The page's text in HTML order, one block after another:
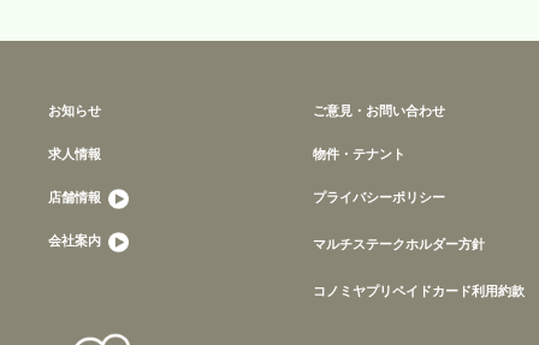
お知らせ
求人情報
店舗情報
会社案内
ご意見・お問い合わせ
物件・テナント
プライバシーポリシー
マルチステークホルダー方針
コノミヤプリペイドカード利用約款